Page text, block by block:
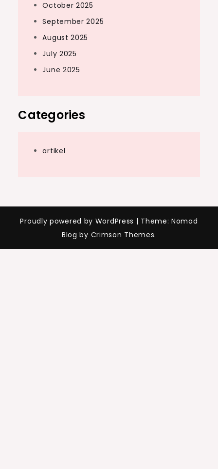
October 2025
September 2025
August 2025
July 2025
June 2025
Categories
artikel
Proudly powered by WordPress | Theme: Nomad
Blog by Crimson Themes.